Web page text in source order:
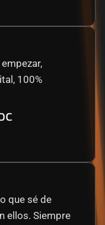
100%
que sé de
ellos. Siempre